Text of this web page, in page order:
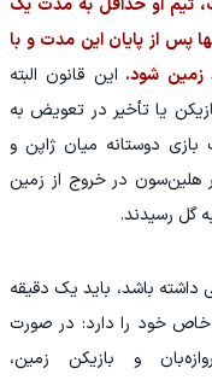
تیم او حداقل به مدت یک
تنها پس از پایان این مدت و با
زمین شود. این قانون البته
یا تأخیر در تعویض به
دوستانه میان ژاپن و
هلین‌سون در خروج از زمین
داشته باشد، باید یک دقیقه
خاص خود را دارد: در صورت
و بازیکن زمین،